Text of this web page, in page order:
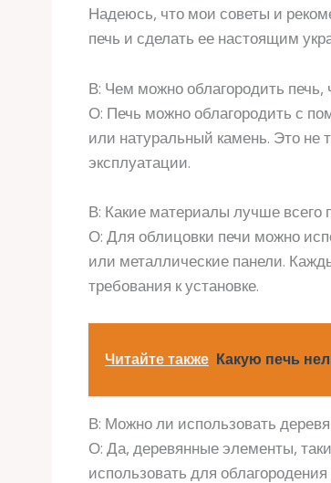
Надеюсь, что мои советы и
печь и сделать ее настоящим
В: Чем можно облагородить
О: Печь можно облагородить с
или натуральный камень. Это не
эксплуатации.
В: Какие материалы лучше всего
О: Для облицовки печи можно
или металлические панели.
требования к установке.
Читайте также Какую печь
В: Можно ли использовать
О: Да, деревянные элементы,
использовать для